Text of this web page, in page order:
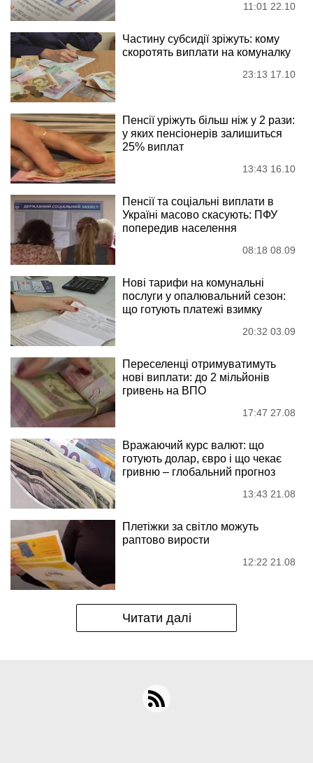
11:01 22.10
Частину субсидії зріжуть: кому
скоротять виплати на комуналку
23:13 17.10
Пенсії уріжуть більш ніж у 2 рази:
у яких пенсіонерів залишиться
25% виплат
13:43 16.10
Пенсії та соціальні виплати в
Україні масово скасують: ПФУ
попередив населення
08:18 08.09
Нові тарифи на комунальні
послуги у опалювальний сезон:
що готують платежі взимку
20:32 03.09
Переселенці отримуватимуть
нові виплати: до 2 мільйонів
гривень на ВПО
17:47 27.08
Вражаючий курс валют: що
готують долар, євро і що чекає
гривню – глобальний прогноз
13:43 21.08
Плетіжки за світло можуть
раптово вирости
12:22 21.08
Читати далі